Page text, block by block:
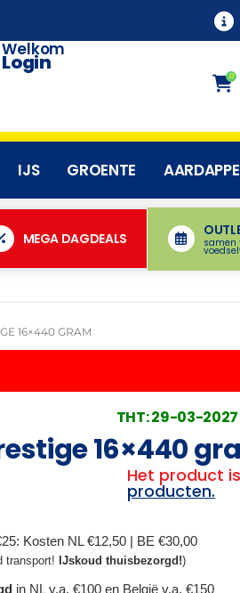
Welkom
Login
0
IJS GROENTE
MEGA DAGDEALS samen
16×440 GRAM
THT: 29-03-2027
16×440
Het product
producten.
Kosten NL €12,50 | BE €30,00
transport!IJskoud thuisbezorgd!)
in NL v.a. €100 en België v.a. €150